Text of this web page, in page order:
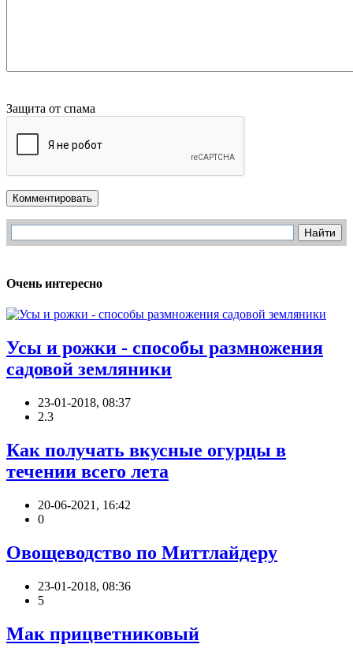
Защита от спама
Комментировать
Очень интересно
Усы и рожки - способы размножения
садовой земляники
23-01-2018, 08:37
2.3
Как получать вкусные огурцы в
течении всего лета
20-06-2021, 16:42
0
Овощеводство по Миттлайдеру
23-01-2018, 08:36
5
Мак прицветниковый